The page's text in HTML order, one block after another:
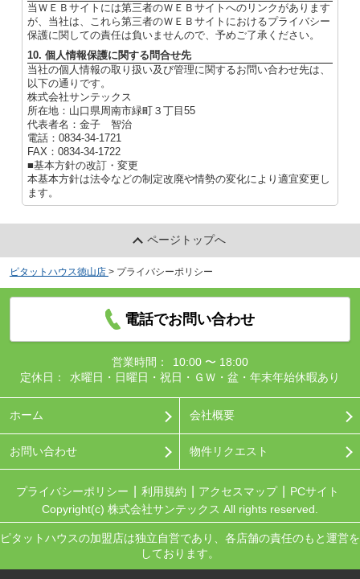
当ＷＥＢサイトには第三者のＷＥＢサイトへのリンクがあります
が、当社は、これら第三者のＷＥＢサイトにおけるプライバシー
保護に関しての責任は負いませんので、予めご了承ください。
10. 個人情報保護に関する問合せ先
当社の個人情報の取り扱い及び管理に関するお問い合わせ先は、
以下の通りです。
株式会社サンテックス
所在地：山口県周南市緑町３丁目55
代表者名：金子 智治
電話：0834-34-1721
FAX：0834-34-1722
■基本方針の改訂・変更
本基本方針は法令などの制定改廃や情勢の変化により適宜変更し
ます。
ページトップへ
ピタットハウス徳山店 > プライバシーポリシー
電話でお問い合わせ
営業時間：
10:00 〜 18:00
定休日：
水曜日・日曜日・祝日・ＧＷ・盆・年末年始休暇あり
ホーム 会社概要
お問い合わせ 物件リクエスト
プライバシーポリシー 利用規約 アクセスマップ
PCサイト
Copyright(c) 株式会社サンテックス All rights reserved.
ピタットハウスの加盟店は独立自営であり、各店舗の責任のもと運営を
しております。